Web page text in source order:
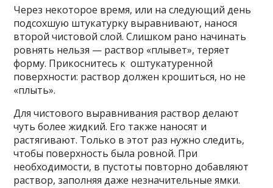
Через некоторое время, или на следующий день
подсохшую штукатурку выравнивают, нанося
второй чистовой слой. Слишком рано начинать
ровнять нельзя — раствор «плывет», теряет
форму. Прикоснитесь к оштукатуренной
поверхности: раствор должен крошиться, но не
«плыть».
Для чистового выравнивания раствор делают
чуть более жидкий. Его также наносят и
растягивают. Только в этот раз нужно следить,
чтобы поверхность была ровной. При
необходимости, в пустоты повторно добавляют
раствор, заполняя даже незначительные ямки.